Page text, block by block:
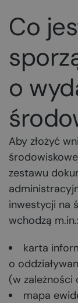
Co
o
Aby złożyć
zestawu
inwestycji na
wchodzą m.in.:
karta
o
(w zależności
mapa